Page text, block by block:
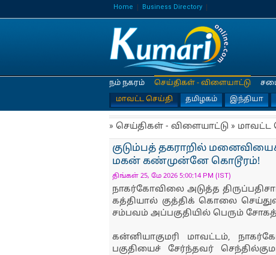
Home Business Directory
நம் நகரம்
செய்திகள் - விளையாட்டு
மாவட்ட செய்தி
தமிழகம் இந்தியா
» செய்திகள் - விளையாட்டு » மாவட்ட
குடும்பத் தகராறில்
மகன் கண்முன்னே கொடூரம்!
திங்கள் 25, மே 2026 5:00:14 PM (IST)
நாகர்கோவிலை அடுத்த
கத்தியால் குத்திக் கொலை
சம்பவம் அப்பகுதியில் பெரும்
கன்னியாகுமரி மாவட்டம்,
பகுதியைச் சேர்ந்தவர்